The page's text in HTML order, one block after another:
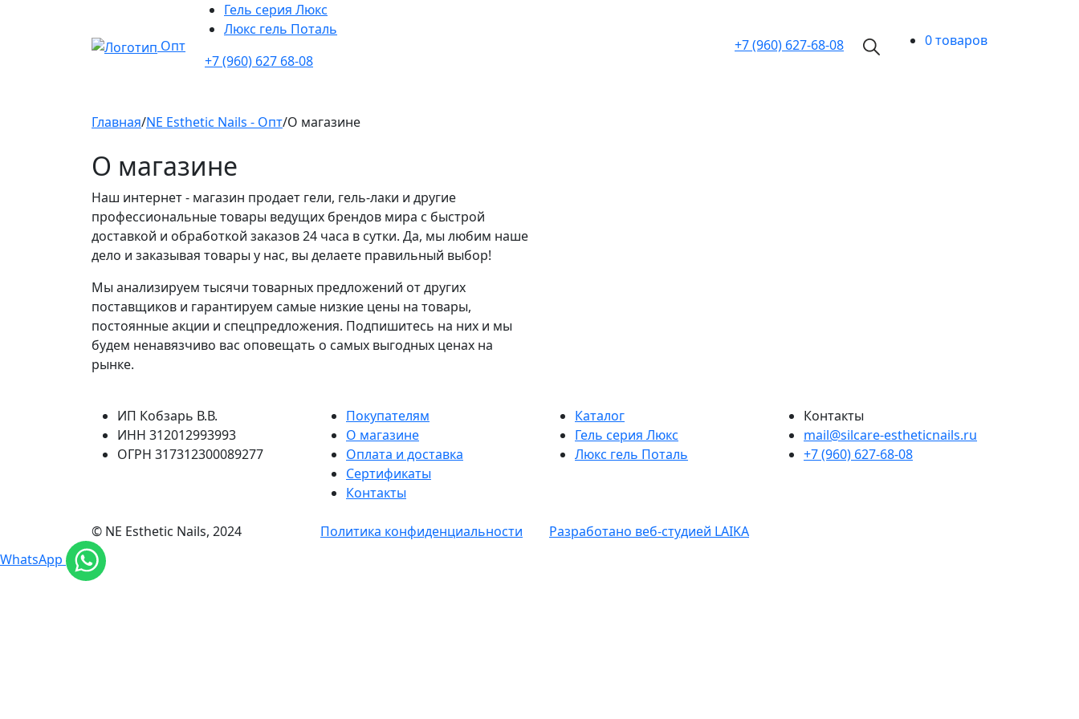
Опт
Гель серия Люкс
Люкс гель Поталь
+7 (960) 627 68-08
+7 (960) 627-68-08 0 товаров
Главная/NE Esthetic Nails - Опт/О магазине
О магазине
Наш интернет - магазин продает гели, гель-лаки и другие
профессиональные товары ведущих брендов мира с быстрой
доставкой и обработкой заказов 24 часа в сутки. Да, мы любим наше
дело и заказывая товары у нас, вы делаете правильный выбор!
Мы анализируем тысячи товарных предложений от других
поставщиков и гарантируем самые низкие цены на товары,
постоянные акции и спецпредложения. Подпишитесь на них и мы
будем ненавязчиво вас оповещать о самых выгодных ценах на
рынке.
ИП Кобзарь В.В.
ИНН 312012993993
ОГРН 317312300089277
Покупателям
О магазине
Оплата и доставка
Cертификаты
Контакты
Каталог
Гель серия Люкс
Люкс гель Поталь
Контакты
mail@silcare-estheticnails.ru
+7 (960) 627-68-08
© NE Esthetic Nails, 2024 Политика конфиденциальности
Разработано веб-студией LAIKA
WhatsApp